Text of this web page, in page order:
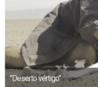
"Deserto vértigo"